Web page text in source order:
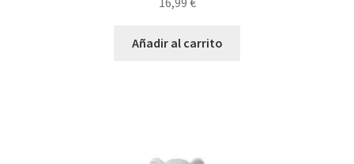
Añadir al carrito